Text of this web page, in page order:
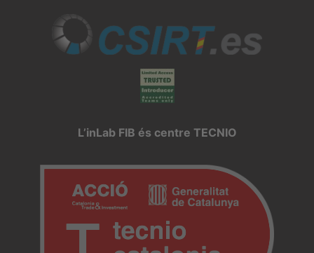
L’inLab FIB és centre TECNIO